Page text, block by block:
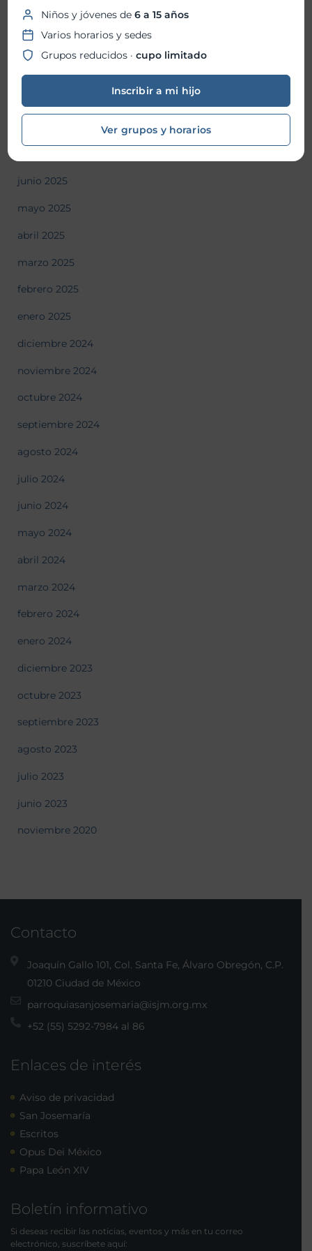
diciembre 2025
octubre 2025
junio 2025
mayo 2025
abril 2025
marzo 2025
febrero 2025
enero 2025
diciembre 2024
noviembre 2024
octubre 2024
septiembre 2024
agosto 2024
julio 2024
junio 2024
mayo 2024
abril 2024
marzo 2024
febrero 2024
enero 2024
diciembre 2023
octubre 2023
septiembre 2023
agosto 2023
julio 2023
junio 2023
noviembre 2020
Contacto
Joaquín Gallo 101, Col. Santa Fe, Álvaro Obregón, C.P.
01210 Ciudad de México
parroquiasanjosemaria@isjm.org.mx
+52 (55) 5292-7984 al 86
Enlaces de interés
Aviso de privacidad
San Josemaría
Escritos
Opus Dei México
Papa León XIV
Boletín informativo
Si deseas recibir las noticias, eventos y más en tu correo
electrónico, suscríbete aquí:
Niños y jóvenes de6 a 15 años
Varios horarios y sedes
Grupos reducidos ·cupo limitado
Inscribir a mi hijo
Ver grupos y horarios